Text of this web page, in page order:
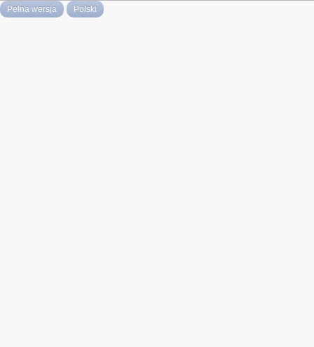
Pełna wersja Polski